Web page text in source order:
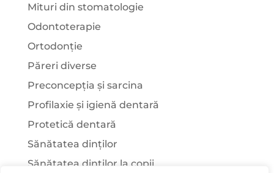
Mituri din stomatologie
Odontoterapie
Ortodonție
Păreri diverse
Preconcepția și sarcina
Profilaxie și igienă dentară
Protetică dentară
Sănătatea dinților
Sănătatea dinților la copii